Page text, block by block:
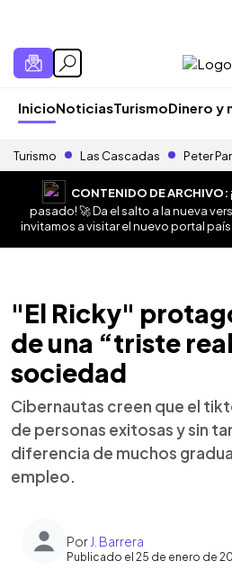
InicioNoticiasTurismoDinero y
Turismo Las Cascadas Peter
CONTENIDO DE ARCHIVO:
pasado! 🚀 Da el salto a la nueva
invitamos a visitar el nuevo portal
"El Ricky"
de una “triste
sociedad
Cibernautas creen que el
de personas exitosas y sin
diferencia de muchos
empleo.
Por J. Barrera
Publicado el 25 de enero de